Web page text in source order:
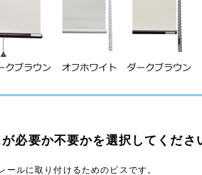
必要か不要かを選択してくださ
ールに取り付けるためのビスです。